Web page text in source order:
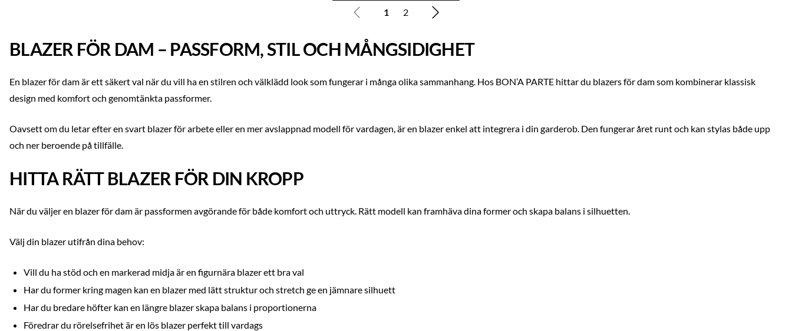
1 2
BLAZER FÖR DAM – PASSFORM, STIL OCH MÅNGSIDIGHET
En blazer för dam är ett säkert val när du vill ha en stilren och välklädd look som fungerar i många olika sammanhang. Hos BON’A PARTE hittar du blazers för dam som kombinerar klassisk
design med komfort och genomtänkta passformer.
Oavsett om du letar efter en svart blazer för arbete eller en mer avslappnad modell för vardagen, är en blazer enkel att integrera i din garderob. Den fungerar året runt och kan stylas både upp
och ner beroende på tillfälle.
HITTA RÄTT BLAZER FÖR DIN KROPP
När du väljer en blazer för dam är passformen avgörande för både komfort och uttryck. Rätt modell kan framhäva dina former och skapa balans i silhuetten.
Välj din blazer utifrån dina behov:
Vill du ha stöd och en markerad midja är en figurnära blazer ett bra val
Har du former kring magen kan en blazer med lätt struktur och stretch ge en jämnare silhuett
Har du bredare höfter kan en längre blazer skapa balans i proportionerna
Föredrar du rörelsefrihet är en lös blazer perfekt till vardags